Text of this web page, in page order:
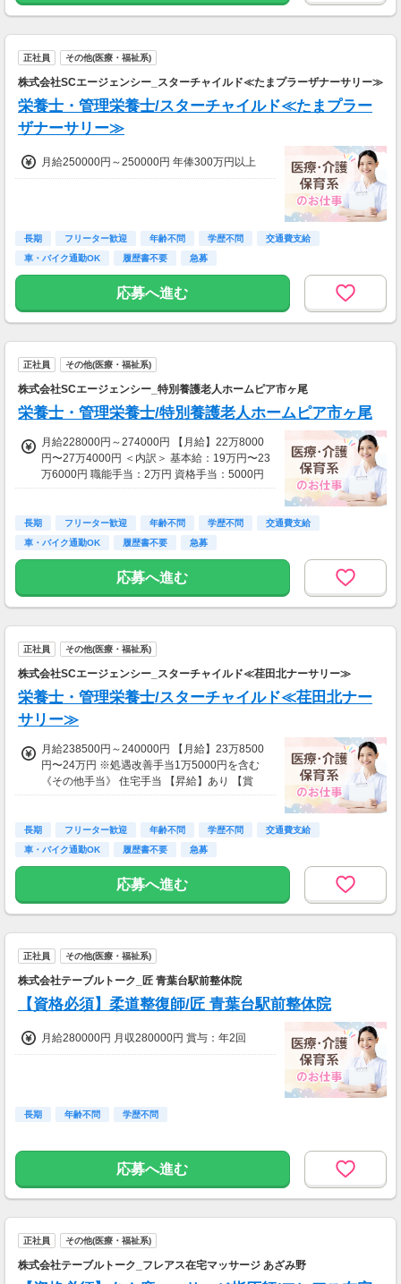
正社員 その他(医療・福祉系)
株式会社SCエージェンシー_スターチャイルド≪たまプラーザナーサリー≫
栄養士・管理栄養士/スターチャイルド≪たまプラー
ザナーサリー≫
月給250000円～250000円 年俸300万円以上
長期 フリーター歓迎 年齢不問 学歴不問
交通費支給
車・バイク通勤OK
履歴書不要 急募
応募へ進む
正社員 その他(医療・福祉系)
株式会社SCエージェンシー_特別養護老人ホームピア市ヶ尾
栄養士・管理栄養士/特別養護老人ホームピア市ヶ尾
月給228000円～274000円 【月給】22万8000
円〜27万4000円 ＜内訳＞ 基本給：19万円〜23
万6000円 職能手当：2万円 資格手当：5000円
特定処遇等手当：1万3000円 【昇給】1月あた
2回 計 3.00ヶ月分（前年度実績）
長期 フリーター歓迎 年齢不問 学歴不問
交通費支給
車・バイク通勤OK
履歴書不要 急募
応募へ進む
正社員 その他(医療・福祉系)
株式会社SCエージェンシー_スターチャイルド≪荏田北ナーサリー≫
栄養士・管理栄養士/スターチャイルド≪荏田北ナー
サリー≫
月給238500円～240000円 【月給】23万8500
円〜24万円 ※処遇改善手当1万5000円を含む
《その他手当》 住宅手当 【昇給】あり 【賞
与】年3回 計3.00ヶ月～3.90ヶ月分
長期 フリーター歓迎 年齢不問 学歴不問
交通費支給
車・バイク通勤OK
履歴書不要 急募
応募へ進む
正社員 その他(医療・福祉系)
株式会社テーブルトーク_匠 青葉台駅前整体院
【資格必須】柔道整復師/匠 青葉台駅前整体院
月給280000円 月収280000円 賞与：年2回
長期 年齢不問 学歴不問
応募へ進む
正社員 その他(医療・福祉系)
株式会社テーブルトーク_フレアス在宅マッサージ あざみ野